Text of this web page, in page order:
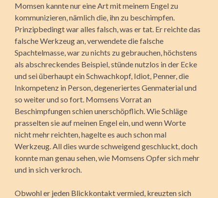
Momsen kannte nur eine Art mit meinem Engel zu
kommunizieren, nämlich die, ihn zu beschimpfen.
Prinzipbedingt war alles falsch, was er tat. Er reichte das
falsche Werkzeug an, verwendete die falsche
Spachtelmasse, war zu nichts zu gebrauchen, höchstens
als abschreckendes Beispiel, stünde nutzlos in der Ecke
und sei überhaupt ein Schwachkopf, Idiot, Penner, die
Inkompetenz in Person, degeneriertes Genmaterial und
so weiter und so fort. Momsens Vorrat an
Beschimpfungen schien unerschöpflich. Wie Schläge
prasselten sie auf meinen Engel ein, und wenn Worte
nicht mehr reichten, hagelte es auch schon mal
Werkzeug. All dies wurde schweigend geschluckt, doch
konnte man genau sehen, wie Momsens Opfer sich mehr
und in sich verkroch.
Obwohl er jeden Blickkontakt vermied, kreuzten sich